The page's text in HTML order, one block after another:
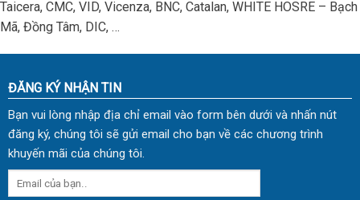
Taicera, CMC, VID, Vicenza, BNC, Catalan, WHITE HOSRE – Bạch
Mã, Đồng Tâm, DIC, …
ĐĂNG KÝ NHẬN TIN
Bạn vui lòng nhập địa chỉ email vào form bên dưới và nhấn nút
đăng ký, chúng tôi sẽ gửi email cho bạn về các chương trình
khuyến mãi của chúng tôi.